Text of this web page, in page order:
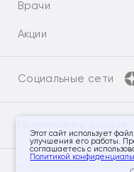
Врачи
Акции
Социальные сети
© 2026 Группа компаний
Этот сайт использует
улучшения его работы.
соглашаетесь с
Политикой